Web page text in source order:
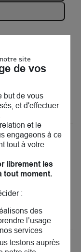
vous
le-
vous
site
de vos
but de vous
et d'effectuer
et le
engageons à ce
tout à votre
librement les
tout moment.
:
des
l’usage
services
testons auprès